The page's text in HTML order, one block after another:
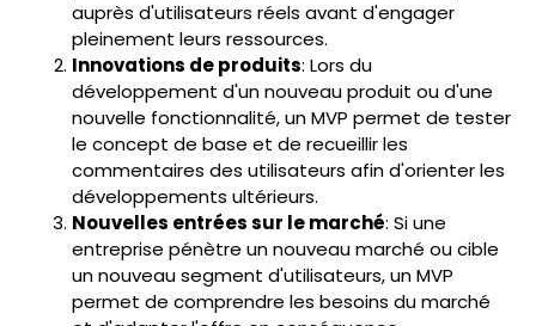
auprès d'utilisateurs réels avant d'engager
pleinement leurs ressources.
Innovations de produits: Lors du
développement d'un nouveau produit ou d'une
nouvelle fonctionnalité, un MVP permet de tester
le concept de base et de recueillir les
commentaires des utilisateurs afin d'orienter les
développements ultérieurs.
Nouvelles entrées sur le marché: Si une
entreprise pénètre un nouveau marché ou cible
un nouveau segment d'utilisateurs, un MVP
permet de comprendre les besoins du marché